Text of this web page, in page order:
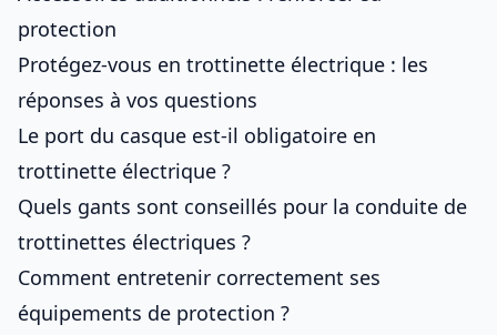
protection
Protégez-vous en trottinette électrique : les
réponses à vos questions
Le port du casque est-il obligatoire en
trottinette électrique ?
Quels gants sont conseillés pour la conduite de
trottinettes électriques ?
Comment entretenir correctement ses
équipements de protection ?